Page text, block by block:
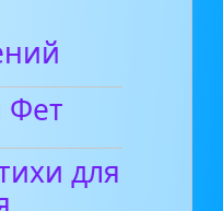
Фет
для